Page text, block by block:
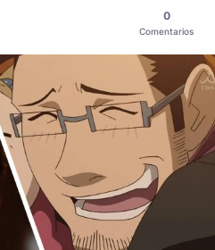
0
Comentarios